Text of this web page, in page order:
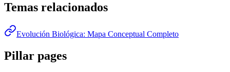
Temas relacionados
Evolución Biológica: Mapa Conceptual Completo
Pillar pages